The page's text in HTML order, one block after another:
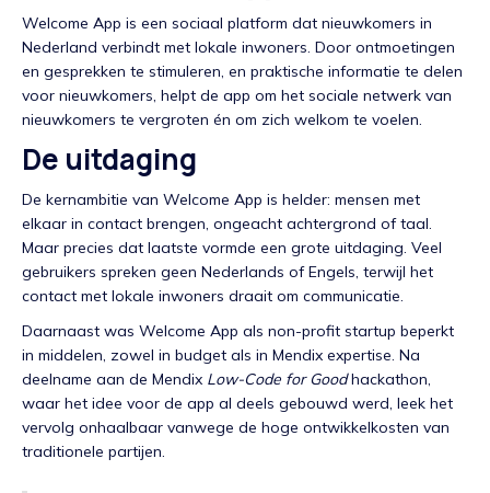
Welcome App is een sociaal platform dat nieuwkomers in
Nederland verbindt met lokale inwoners. Door ontmoetingen
en gesprekken te stimuleren, en praktische informatie te delen
voor nieuwkomers, helpt de app om het sociale netwerk van
nieuwkomers te vergroten én om zich welkom te voelen.
De uitdaging
De kernambitie van Welcome App is helder: mensen met
elkaar in contact brengen, ongeacht achtergrond of taal.
Maar precies dat laatste vormde een grote uitdaging. Veel
gebruikers spreken geen Nederlands of Engels, terwijl het
contact met lokale inwoners draait om communicatie.
Daarnaast was Welcome App als non-profit startup beperkt
in middelen, zowel in budget als in Mendix expertise. Na
deelname aan de Mendix Low-Code for Goodhackathon,
waar het idee voor de app al deels gebouwd werd, leek het
vervolg onhaalbaar vanwege de hoge ontwikkelkosten van
traditionele partijen.